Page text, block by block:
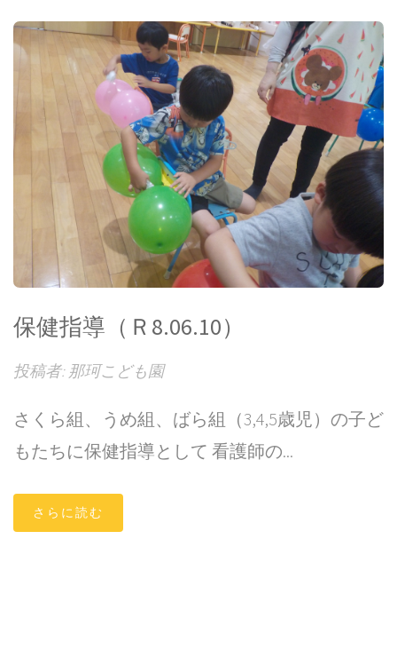
保健指導（Ｒ8.06.10）
投稿者: 那珂こども園
さくら組、うめ組、ばら組（3,4,5歳児）の子ど
もたちに保健指導として 看護師の...
さらに読む